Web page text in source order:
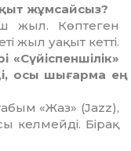
жұмсайсыз?
жыл. Көптеген
жыл уақыт кет­ті.
«Сүйіспеншілік»
осы шы­ғарма ең
«Жаз» (Jazz),
кел­мейді. Бірақ